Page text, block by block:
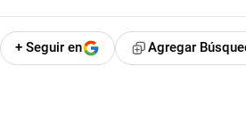
+ Seguir en Agregar